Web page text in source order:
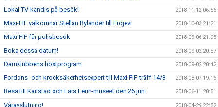
Lokal TV-kändis på besök! 2018-11-12 06:56
Maxi-FIF välkomnar Stellan Rylander till Fröjevi 2018-10-03 21:21
Maxi-FIF får polisbesök 2018-09-06 21:05
Boka dessa datum! 2018-09-02 20:57
Damklubbens höstprogram 2018-09-02 20:42
Fordons- och krocksäkerhetsexpert till Maxi-FIF-träff 14/8 2018-08-07 19:16
Resa till Karlstad och Lars Lerin-museet den 26 juni 2018-06-11 20:51
Våravslutning! 2018-04-29 22:52